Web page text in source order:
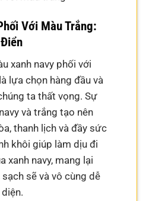
Với Màu Trắng:
xanh navy phối với
lựa chọn hàng đầu và
ta thất vọng. Sự
và trắng tạo nên
thanh lịch và đầy sức
khôi giúp làm dịu đi
xanh navy, mang lại
sẽ và vô cùng dễ